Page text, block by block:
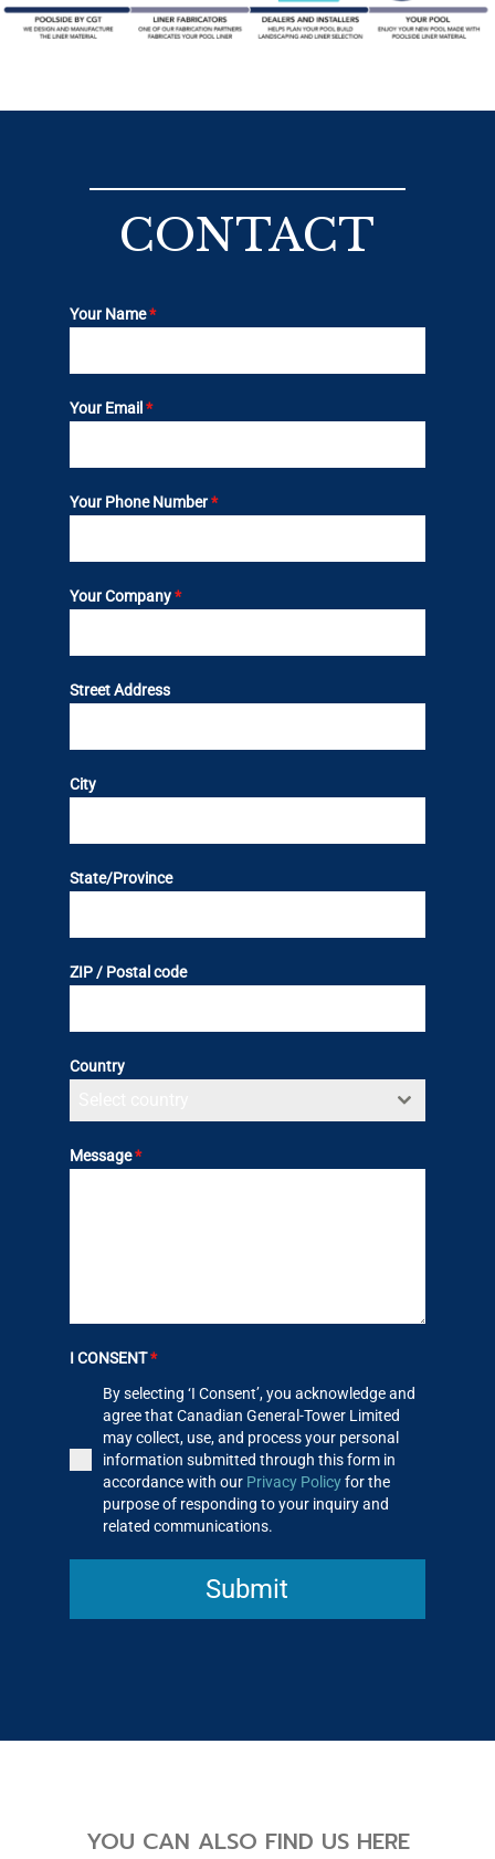
CONTACT
Your Name*
Your Email*
Your Phone Number*
Your Company*
Street Address
City
State/Province
ZIP / Postal code
Country
Message*
I CONSENT*
By selecting ‘I Consent’, you acknowledge and
agree that Canadian General-Tower Limited
may collect, use, and process your personal
information submitted through this form in
accordance with our Privacy Policyfor the
purpose of responding to your inquiry and
related communications.
Submit
YOU CAN ALSO FIND US HERE